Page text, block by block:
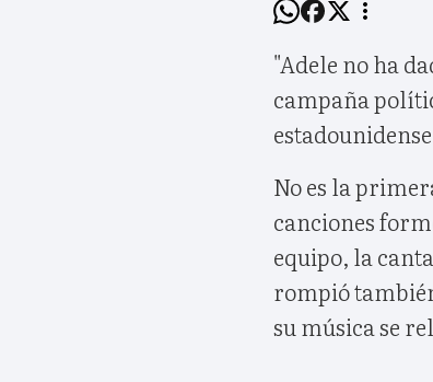
"Adele no ha
campaña
No es la
canciones
equipo, la
rompió
su música se